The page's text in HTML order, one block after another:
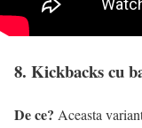
8. Kickbacks cu
De ce? Aceasta